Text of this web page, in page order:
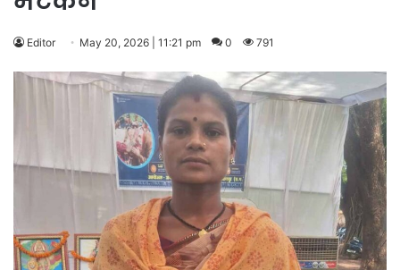
Editor May 20, 2026 | 11:21 pm 0 791